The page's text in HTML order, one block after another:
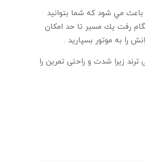
مي شود كه شما بتوانيد
رفت يك مسير تا حد امكان
را به موتور بسپاريد .
زيرا شدت و راحتی تمرين را